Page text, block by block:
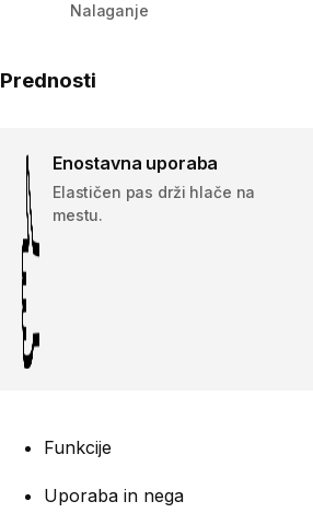
Nalaganje
Prednosti
Enostavna uporaba
Elastičen pas drži hlače na
mestu.
Funkcije
Uporaba in nega